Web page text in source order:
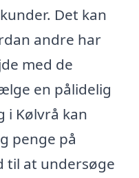
Det kan
andre har
med de
en pålidelig
i Kølvrå kan
penge på
til at undersøge